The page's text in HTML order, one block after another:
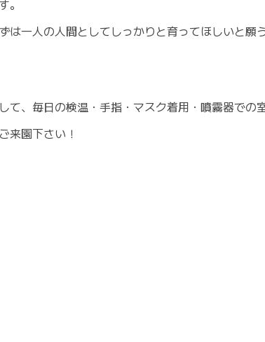
。
は一人の人間としてしっかりと育ってほしいと願
、毎日の検温・手指・マスク着用・噴霧器での
来園下さい！